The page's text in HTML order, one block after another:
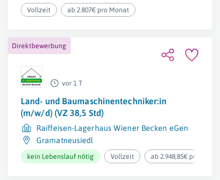
Vollzeit ab 2.807€ pro Monat
Direktbewerbung
vor 1 T
Land- und Baumaschinentechniker:in
(m/w/d) (VZ 38,5 Std)
Raiffeisen-Lagerhaus Wiener Becken eGen
Gramatneusiedl
kein Lebenslauf nötig Vollzeit ab 2.948,85€ pro